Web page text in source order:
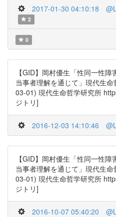
2017-01-30 04:10:18
2
0
【GID】岡村優生「性同一性
当事者理解を通じて」現代生
03-01) 現代生命哲学研究所
ジトリ]
2016-12-03 14:10:46
【GID】岡村優生「性同一性
当事者理解を通じて」現代生
03-01) 現代生命哲学研究所
ジトリ]
2016-10-07 05:40:20